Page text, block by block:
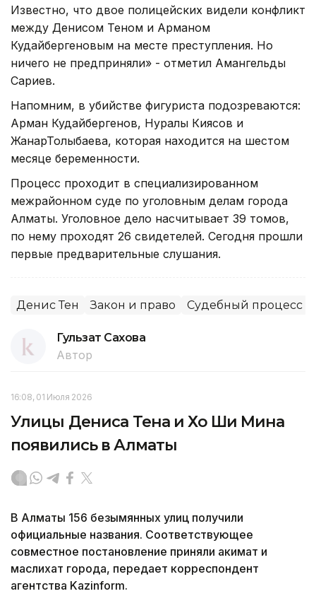
Известно, что двое полицейских видели конфликт
между Денисом Теном и Арманом
Кудайбергеновым на месте преступления. Но
ничего не предприняли» - отметил Амангельды
Сариев.
Напомним, в убийстве фигуриста подозреваются:
Арман Кудайбергенов, Нуралы Киясов и
ЖанарТолыбаева, которая находится на шестом
месяце беременности.
Процесс проходит в специализированном
межрайонном суде по уголовным делам города
Алматы. Уголовное дело насчитывает 39 томов,
по нему проходят 26 свидетелей. Сегодня прошли
первые предварительные слушания.
Денис Тен Закон и право Судебный процесс
Гульзат Сахова
Автор
16:08, 01 Июля 2026
Улицы Дениса Тена и Хо Ши Мина
появились в Алматы
В Алматы 156 безымянных улиц получили
официальные названия. Соответствующее
совместное постановление приняли акимат и
маслихат города, передает корреспондент
агентства Kazinform.